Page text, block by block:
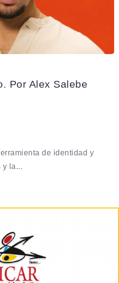
Por Alex Salebe
de identidad y
y la...